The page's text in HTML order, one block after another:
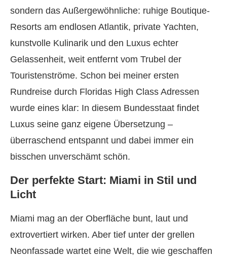
sondern das Außergewöhnliche: ruhige Boutique-
Resorts am endlosen Atlantik, private Yachten,
kunstvolle Kulinarik und den Luxus echter
Gelassenheit, weit entfernt vom Trubel der
Touristenströme. Schon bei meiner ersten
Rundreise durch Floridas High Class Adressen
wurde eines klar: In diesem Bundesstaat findet
Luxus seine ganz eigene Übersetzung –
überraschend entspannt und dabei immer ein
bisschen unverschämt schön.
Der perfekte Start: Miami in Stil und
Licht
Miami mag an der Oberfläche bunt, laut und
extrovertiert wirken. Aber tief unter der grellen
Neonfassade wartet eine Welt, die wie geschaffen